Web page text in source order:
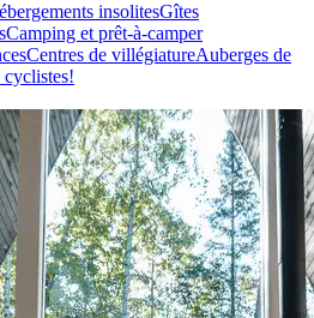
insolitesGîtes
Camping et prêt-à-camper
Centres de villégiatureAuberges de